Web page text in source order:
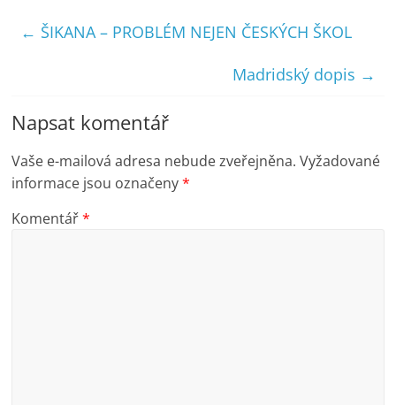
← ŠIKANA – PROBLÉM NEJEN ČESKÝCH ŠKOL
Madridský dopis →
Napsat komentář
Vaše e-mailová adresa nebude zveřejněna. Vyžadované
informace jsou označeny*
Komentář*